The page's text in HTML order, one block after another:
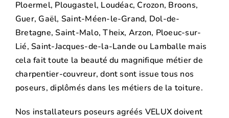
Ploermel, Plougastel, Loudéac, Crozon, Broons,
Guer, Gaël, Saint-Méen-le-Grand, Dol-de-
Bretagne, Saint-Malo, Theix, Arzon, Ploeuc-sur-
Lié, Saint-Jacques-de-la-Lande ou Lamballe mais
cela fait toute la beauté du magnifique métier de
charpentier-couvreur, dont sont issue tous nos
poseurs, diplômés dans les métiers de la toiture.
Nos installateurs poseurs agréés VELUX doivent